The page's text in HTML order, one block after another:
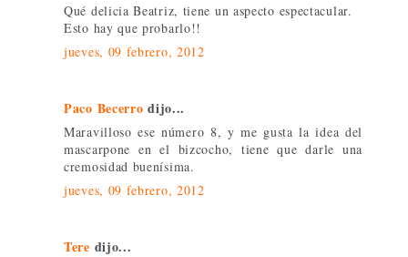
Qué delicia Beatriz, tiene un aspecto espectacular.
Esto hay que probarlo!!
jueves, 09 febrero, 2012
Paco Becerro dijo...
Maravilloso ese número 8, y me gusta la idea del
mascarpone en el bizcocho, tiene que darle una
cremosidad buenísima.
jueves, 09 febrero, 2012
Tere dijo...